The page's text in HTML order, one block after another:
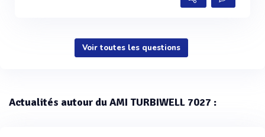
Voir toutes les questions
Actualités autour du AMI TURBIWELL 7027 :